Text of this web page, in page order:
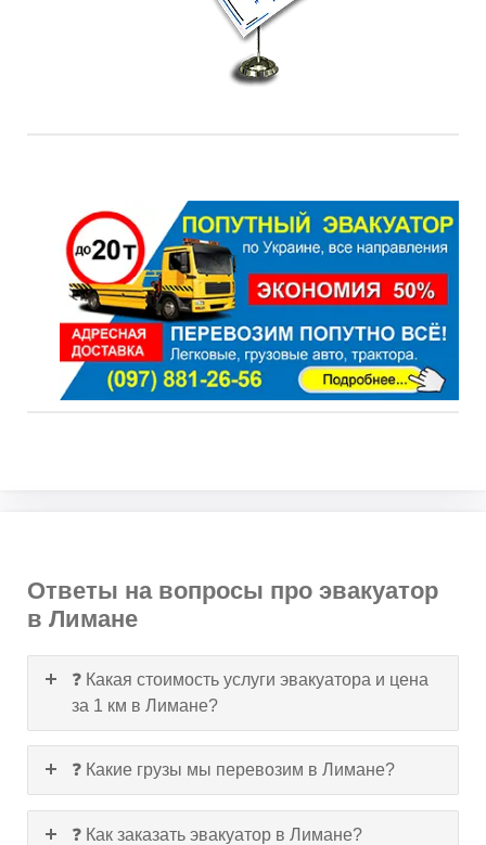
Ответы на вопросы про эвакуатор
в Лимане
❓ Какая стоимость услуги эвакуатора и цена
за 1 км в Лимане?
❓ Какие грузы мы перевозим в Лимане?
❓ Как заказать эвакуатор в Лимане?